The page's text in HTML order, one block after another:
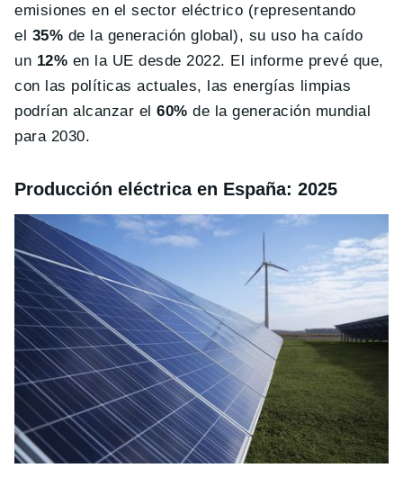
emisiones en el sector eléctrico (representando
el 35% de la generación global), su uso ha caído
un 12% en la UE desde 2022. El informe prevé que,
con las políticas actuales, las energías limpias
podrían alcanzar el60% de la generación mundial
para 2030.
Producción eléctrica en España: 2025